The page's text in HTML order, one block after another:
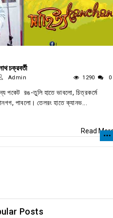
চক্রবর্তী
Admin 1290 0
পকেট রঙ-তুলি হাতে ভাবলো, চিত্রকর্মে
পাবলো। তেলরং হাতে ক্যানভ...
Read
Posts